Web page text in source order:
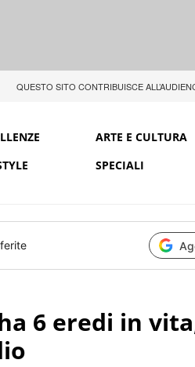
QUESTO SITO CONTRIBUISCE
ARTE E CULTURA
SPECIALI
6 eredi in